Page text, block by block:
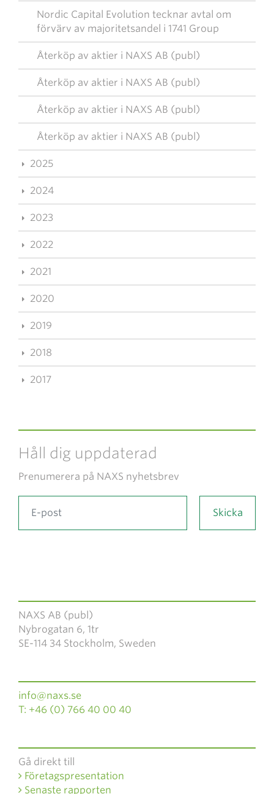
Nordic Capital Evolution tecknar avtal om
förvärv av majoritetsandel i 1741 Group
Återköp av aktier i NAXS AB (publ)
Återköp av aktier i NAXS AB (publ)
Återköp av aktier i NAXS AB (publ)
Återköp av aktier i NAXS AB (publ)
2025
2024
2023
2022
2021
2020
2019
2018
2017
Håll dig uppdaterad
Prenumerera på NAXS nyhetsbrev
NAXS AB (publ)
Nybrogatan 6, 1tr
SE-114 34 Stockholm, Sweden
info@naxs.se
T: +46 (0) 766 40 00 40
Gå direkt till
Företagspresentation
Senaste rapporten